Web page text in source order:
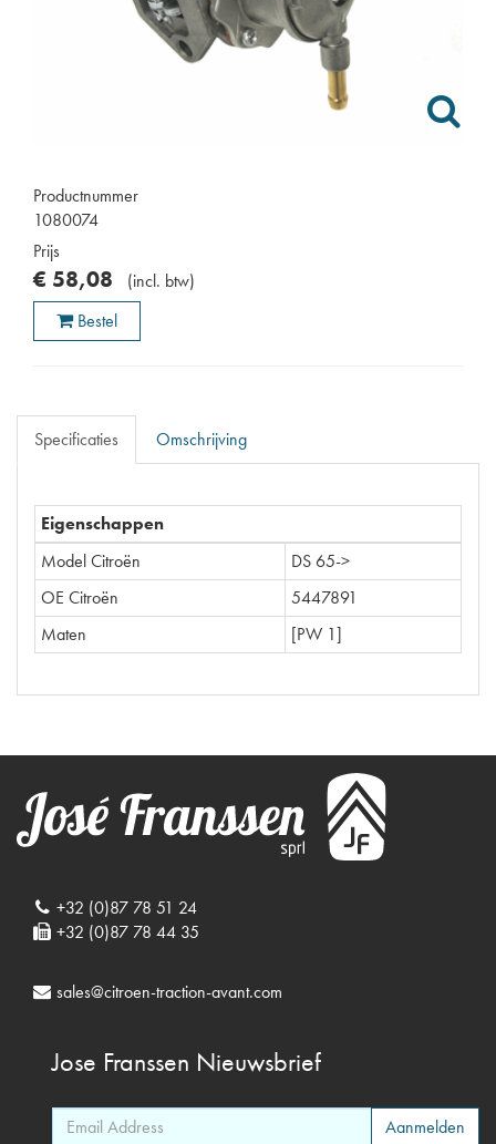
Productnummer
1080074
Prijs
€ 58,08 (incl. btw)
Bestel
Specificaties Omschrijving
Eigenschappen
Model Citroën
DS 65->
OE Citroën
5447891
Maten
[PW 1]
+32 (0)87 78 51 24
+32 (0)87 78 44 35
sales@citroen-traction-avant.com
Jose Franssen Nieuwsbrief